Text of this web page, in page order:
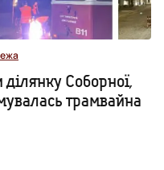
Соборної,
трамвайна